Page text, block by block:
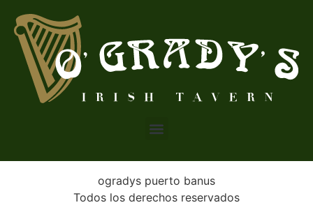
ogradys puerto banus
Todos los derechos reservados